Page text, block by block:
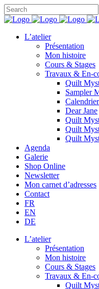
L’atelier
Présentation
Mon histoire
Cours & Stages
Travaux & En-
Quilt
Sampler
Dear Jane
Quilt
Quilt
Quilt
Agenda
Galerie
Shop Online
Newsletter
Mon carnet d’adresses
Contact
FR
EN
DE
L’atelier
Présentation
Mon histoire
Cours & Stages
Travaux & En-
Quilt